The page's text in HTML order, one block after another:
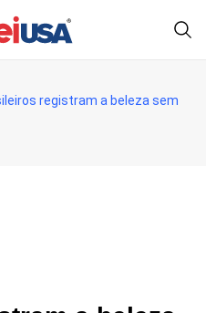
registram a beleza sem